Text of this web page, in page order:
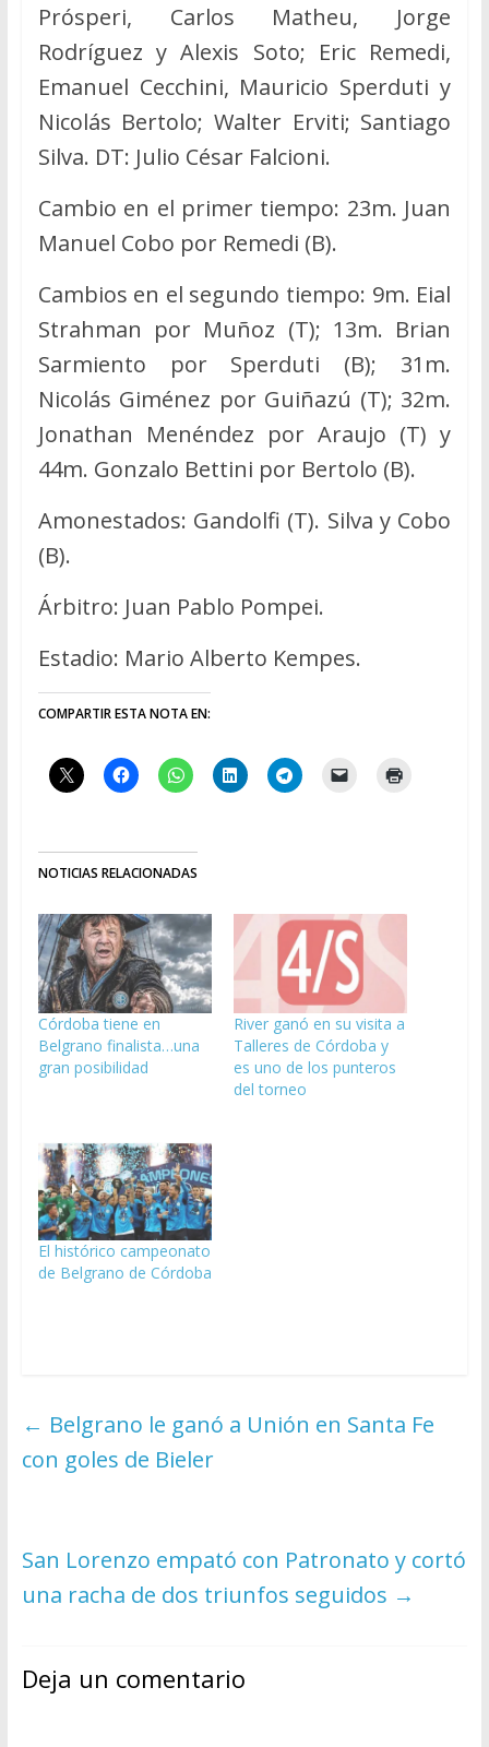
Prósperi, Carlos Matheu, Jorge
Rodríguez y Alexis Soto; Eric Remedi,
Emanuel Cecchini, Mauricio Sperduti y
Nicolás Bertolo; Walter Erviti; Santiago
Silva. DT: Julio César Falcioni.
Cambio en el primer tiempo: 23m. Juan
Manuel Cobo por Remedi (B).
Cambios en el segundo tiempo: 9m. Eial
Strahman por Muñoz (T); 13m. Brian
Sarmiento por Sperduti (B); 31m.
Nicolás Giménez por Guiñazú (T); 32m.
Jonathan Menéndez por Araujo (T) y
44m. Gonzalo Bettini por Bertolo (B).
Amonestados: Gandolfi (T). Silva y Cobo
(B).
Árbitro: Juan Pablo Pompei.
Estadio: Mario Alberto Kempes.
COMPARTIR ESTA NOTA EN:
NOTICIAS RELACIONADAS
Córdoba tiene en
Belgrano finalista…una
gran posibilidad
River ganó en su visita a
Talleres de Córdoba y
es uno de los punteros
del torneo
El histórico campeonato
de Belgrano de Córdoba
← Belgrano le ganó a Unión en Santa Fe
con goles de Bieler
San Lorenzo empató con Patronato y cortó
una racha de dos triunfos seguidos →
Deja un comentario